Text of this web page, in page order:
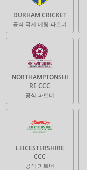
DURHAM CRICKET
공식 국제 베팅 파트너
NORTHAMPTONSHI
RE CCC
공식 파트너
LEICESTERSHIRE
CCC
공식 파트너